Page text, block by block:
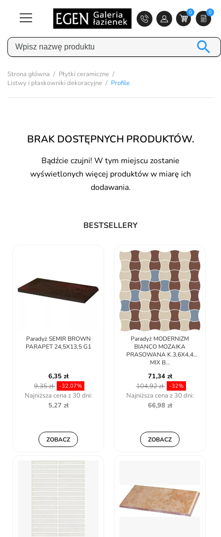
0 0

Strona główna
Płytki ceramiczne
Listwy i płaskowniki dekoracyjne
Profile
BRAK DOSTĘPNYCH PRODUKTÓW.
Bądźcie czujni! W tym miejscu zostanie
wyświetlonych więcej produktów w miarę ich
dodawania.
BESTSELLERY
Paradyż SEMIR BROWN
PARAPET 24,5X13,5 G1
6,35 zł
9,35 zł -32,07%
Najniższa cena z 30 dni:
5,27 zł
ZOBACZ
Paradyż MODERNIZM
BIANCO MOZAIKA
PRASOWANA K.3,6X4,4
MIX B...
71,34 zł
104,92 zł
-32%
Najniższa cena z 30 dni:
66,98 zł
ZOBACZ